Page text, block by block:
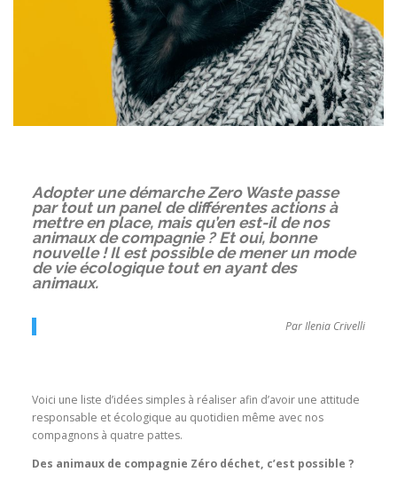
Adopter une démarche Zero Waste passe
par tout un panel de différentes actions à
mettre en place, mais qu’en est-il de nos
animaux de compagnie ? Et oui, bonne
nouvelle ! Il est possible de mener un mode
de vie écologique tout en ayant des
animaux.
Par Ilenia Crivelli
Voici une liste d’idées simples à réaliser afin d’avoir une attitude
responsable et écologique au quotidien même avec nos
compagnons à quatre pattes.
Des animaux de compagnie Zéro déchet, c’est possible ?